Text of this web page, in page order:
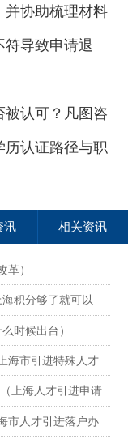
并协助梳理材料
导致申请退
认可？凡图咨
历认证路径与职
讯 相关资讯
革）
积分够了就可以
时候出台）
海市引进特殊人才
上海人才引进申请
市人才引进落户办